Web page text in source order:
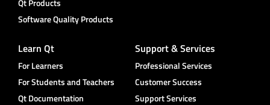
Qt Products
Software Quality Products
Learn Qt
For Learners
For Students and Teachers
Qt Documentation
Support & Services
Professional Services
Customer Success
Support Services